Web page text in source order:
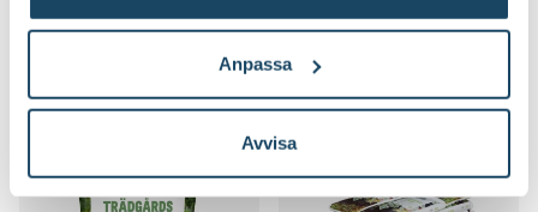
Anpassa
Avvisa
Online
I lager